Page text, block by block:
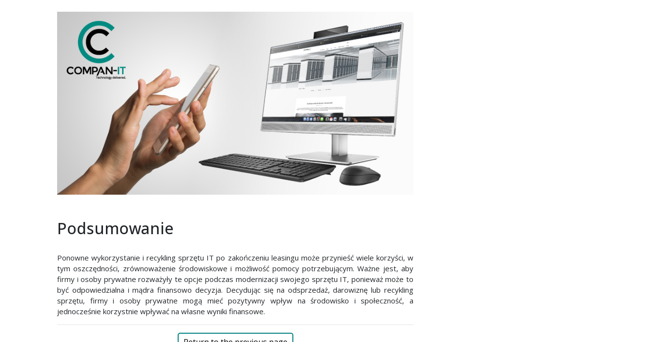
Podsumowanie
Ponowne wykorzystanie i recykling sprzętu IT po zakończeniu leasingu może przynieść wiele korzyści, w
tym oszczędności, zrównoważenie środowiskowe i możliwość pomocy potrzebującym. Ważne jest, aby
firmy i osoby prywatne rozważyły te opcje podczas modernizacji swojego sprzętu IT, ponieważ może to
być odpowiedzialna i mądra finansowo decyzja. Decydując się na odsprzedaż, darowiznę lub recykling
sprzętu, firmy i osoby prywatne mogą mieć pozytywny wpływ na środowisko i społeczność, a
jednocześnie korzystnie wpływać na własne wyniki finansowe.